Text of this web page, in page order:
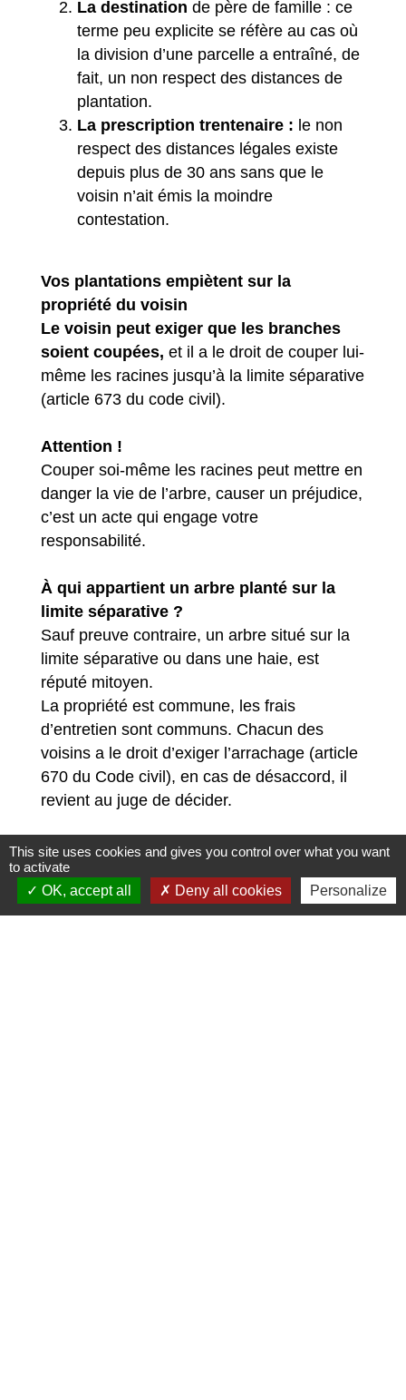
La destination de père de famille : ce
terme peu explicite se réfère au cas où
la division d’une parcelle a entraîné, de
fait, un non respect des distances de
plantation.
La prescription trentenaire : le non
respect des distances légales existe
depuis plus de 30 ans sans que le
voisin n’ait émis la moindre
contestation.
Vos plantations empiètent sur la
propriété du voisin
Le voisin peut exiger que les branches
soient coupées, et il a le droit de couper lui-
même les racines jusqu’à la limite séparative
(article 673 du code civil).
Attention !
Couper soi-même les racines peut mettre en
danger la vie de l’arbre, causer un préjudice,
c’est un acte qui engage votre
responsabilité.
À qui appartient un arbre planté sur la
limite séparative ?
Sauf preuve contraire, un arbre situé sur la
limite séparative ou dans une haie, est
réputé mitoyen.
La propriété est commune, les frais
d’entretien sont communs. Chacun des
voisins a le droit d’exiger l’arrachage (article
670 du Code civil), en cas de désaccord, il
revient au juge de décider.
This site uses cookies and gives you control over what you want
to activate
OK, accept all
Deny all cookies Personalize